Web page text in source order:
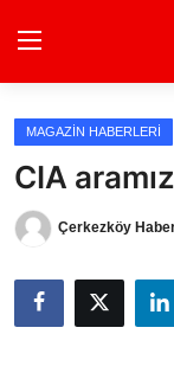
Ana Sayfa
Son Dakika
Magazin
MAGAZIN HABERLERI
CIA
Çerkezköy